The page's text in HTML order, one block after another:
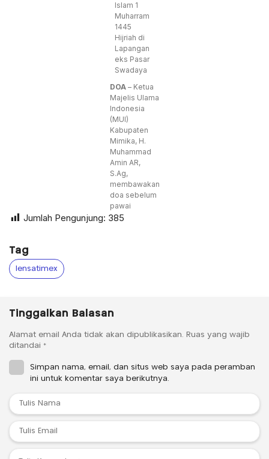
Islam 1
Muharram
1445
Hijriah di
Lapangan
eks Pasar
Swadaya
DOA – Ketua
Majelis Ulama
Indonesia
(MUI)
Kabupaten
Mimika, H.
Muhammad
Amin AR,
S.Ag,
membawakan
doa sebelum
pawai
Jumlah Pengunjung: 385
Tag
lensatimex
Tinggalkan Balasan
Alamat email Anda tidak akan dipublikasikan. Ruas yang wajib
ditandai *
Simpan nama, email, dan situs web saya pada peramban
ini untuk komentar saya berikutnya.